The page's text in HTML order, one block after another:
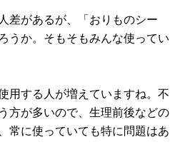
差があるが、「おりものシー
うか。そもそもみんな使ってい
用する人が増えていますね。不
方が多いので、生理前後などの
常に使っていても特に問題はあ